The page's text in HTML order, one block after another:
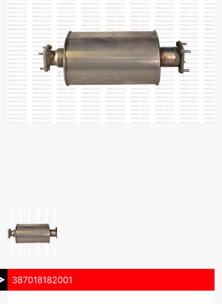
387018182001